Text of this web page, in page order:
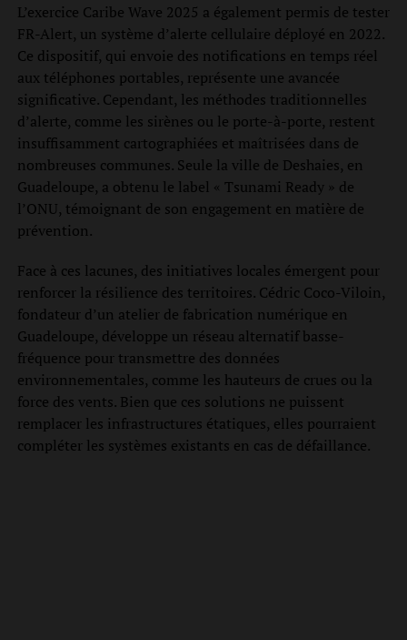
L’exercice Caribe Wave 2025 a également permis de tester
FR-Alert, un système d’alerte cellulaire déployé en 2022.
Ce dispositif, qui envoie des notifications en temps réel
aux téléphones portables, représente une avancée
significative. Cependant, les méthodes traditionnelles
d’alerte, comme les sirènes ou le porte-à-porte, restent
insuffisamment cartographiées et maîtrisées dans de
nombreuses communes. Seule la ville de Deshaies, en
Guadeloupe, a obtenu le label « Tsunami Ready » de
l’ONU, témoignant de son engagement en matière de
prévention.
Face à ces lacunes, des initiatives locales émergent pour
renforcer la résilience des territoires. Cédric Coco-Viloin,
fondateur d’un atelier de fabrication numérique en
Guadeloupe, développe un réseau alternatif basse-
fréquence pour transmettre des données
environnementales, comme les hauteurs de crues ou la
force des vents. Bien que ces solutions ne puissent
remplacer les infrastructures étatiques, elles pourraient
compléter les systèmes existants en cas de défaillance.